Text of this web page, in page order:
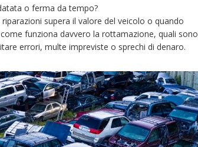
o ferma da tempo?
supera il valore del veicolo o quando
funziona davvero la rottamazione, quali sono
errori, multe impreviste o sprechi di denaro.